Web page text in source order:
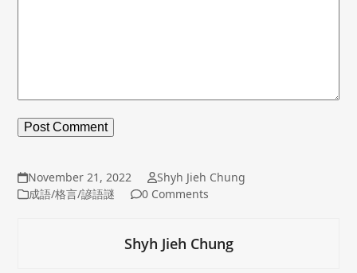
November 21, 2022
Shyh Jieh Chung
成語/格言/諺語謎
0 Comments
Shyh Jieh Chung